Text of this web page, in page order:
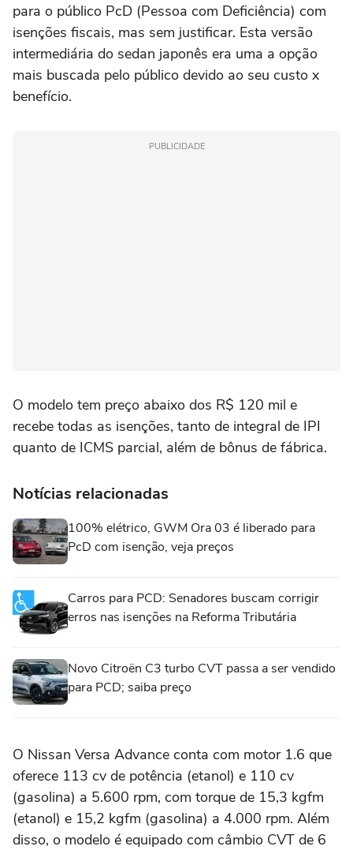
para o público PcD (Pessoa com Deficiência) com
isenções fiscais, mas sem justificar. Esta versão
intermediária do sedan japonês era uma a opção
mais buscada pelo público devido ao seu custo x
benefício.
PUBLICIDADE
O modelo tem preço abaixo dos R$ 120 mil e
recebe todas as isenções, tanto de integral de IPI
quanto de ICMS parcial, além de bônus de fábrica.
Notícias relacionadas
100% elétrico, GWM Ora 03 é liberado para
PcD com isenção, veja preços
Carros para PCD: Senadores buscam corrigir
erros nas isenções na Reforma Tributária
Novo Citroën C3 turbo CVT passa a ser vendido
para PCD; saiba preço
O Nissan Versa Advance conta com motor 1.6 que
oferece 113 cv de potência (etanol) e 110 cv
(gasolina) a 5.600 rpm, com torque de 15,3 kgfm
(etanol) e 15,2 kgfm (gasolina) a 4.000 rpm. Além
disso, o modelo é equipado com câmbio CVT de 6